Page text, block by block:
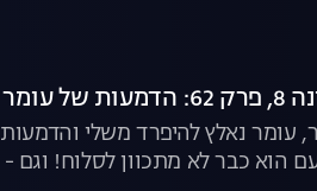
עומר
עומר נאלץ להיפרד משלי
הוא כבר לא מתכוון לסלוח! וגם